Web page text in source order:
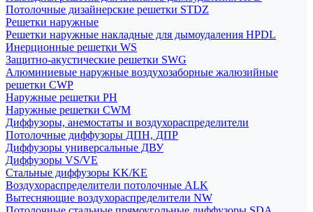
Потолочные дизайнерские решетки STDZ
Решетки наружные
Решетки наружные накладные для дымоудаления HPDL
Инерционные решетки WS
Защитно-акустические решетки SWG
Алюминиевые наружные воздухозаборные жалюзийные
решетки CWP
Наружные решетки РН
Наружные решетки CWM
Диффузоры, анемостаты и воздухораспределители
Потолочные диффузоры ДПН, ДПР
Диффузоры универсальные ДВУ
Диффузоры VS/VE
Стальные диффузоры KK/KE
Воздухораспределители потолочные ALK
Вытесняющие воздухораспределители NW